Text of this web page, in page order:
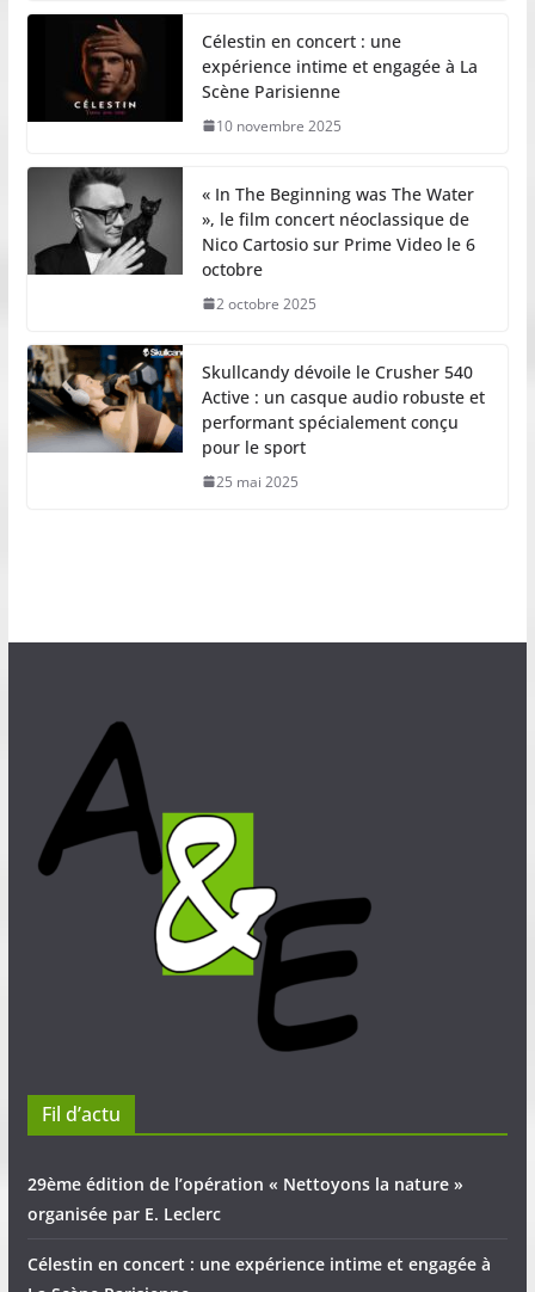
Célestin en concert : une
expérience intime et engagée à La
Scène Parisienne
10 novembre 2025
« In The Beginning was The Water
», le film concert néoclassique de
Nico Cartosio sur Prime Video le 6
octobre
2 octobre 2025
Skullcandy dévoile le Crusher 540
Active : un casque audio robuste et
performant spécialement conçu
pour le sport
25 mai 2025
Fil d’actu
29ème édition de l’opération « Nettoyons la nature »
organisée par E. Leclerc
Célestin en concert : une expérience intime et engagée à